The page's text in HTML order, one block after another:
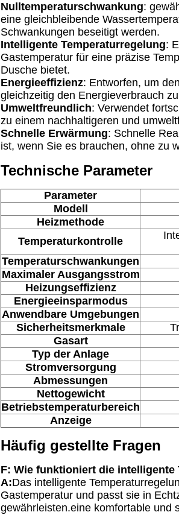
Nulltemperaturschwankung:
eine gleichbleibende
Schwankungen beseitigt werden.
Intelligente Temperaturregelung:
Gastemperatur für eine präzise
Dusche bietet.
Energieeffizienz: Entworfen, um
gleichzeitig den Energieverbrauch
Umweltfreundlich: Verwendet
zu einem nachhaltigeren und
Schnelle Erwärmung: Schnelle
ist, wenn Sie es brauchen, ohne zu
Technische Parameter
Parameter
Modell
Heizmethode
Temperaturkontrolle
Temperaturschwankungen
Maximaler Ausgangsstrom
Heizungseffizienz
Energieeinsparmodus
Anwendbare Umgebungen
Sicherheitsmerkmale
Gasart
Typ der Anlage
Stromversorgung
Abmessungen
Nettogewicht
Betriebstemperaturbereich
Anzeige
Häufig gestellte Fragen
F: Wie funktioniert die intelligente
A:Das intelligente
Gastemperatur und passt sie in
gewährleisten.eine komfortable und